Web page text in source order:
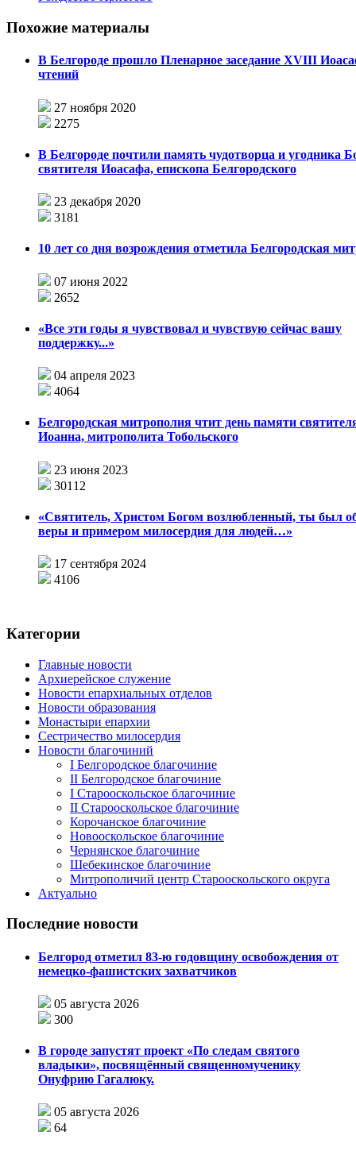
Похожие материалы
В Белгороде прошло Пленарное заседание XVIII
чтений
27 ноября 2020
2275
В Белгороде почтили память чудотворца и угодника
святителя Иоасафа, епископа Белгородского
23 декабря 2020
3181
10 лет со дня возрождения отметила Белгородская
07 июня 2022
2652
«Все эти годы я чувствовал и чувствую сейчас вашу
поддержку...»
04 апреля 2023
4064
Белгородская митрополия чтит день памяти
Иоанна, митрополита Тобольского
23 июня 2023
30112
«Святитель, Христом Богом возлюбленный, ты был
веры и примером милосердия для людей…»
17 сентября 2024
4106
Категории
Главные новости
Архиерейское служение
Новости епархиальных отделов
Новости образования
Монастыри епархии
Сестричество милосердия
Новости благочиний
I Белгородское благочиние
II Белгородское благочиние
I Старооскольское благочиние
II Старооскольское благочиние
Корочанское благочиние
Новооскольское благочиние
Чернянское благочиние
Шебекинское благочиние
Митрополичий центр Старооскольского округа
Актуально
Последние новости
Белгород отметил 83-ю годовщину освобождения от
немецко-фашистских захватчиков
05 августа 2026
300
В городе запустят проект «По следам святого
владыки», посвящённый священномученику
Онуфрию Гагалюку.
05 августа 2026
64